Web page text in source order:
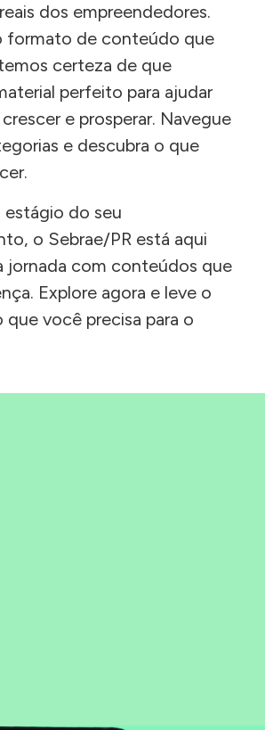
dos empreendedores.
formato de conteúdo que
certeza de que
perfeito para ajudar
e prosperar. Navegue
e descubra o que
do seu
o Sebrae/PR está aqui
jornada com conteúdos que
Explore agora e leve o
você precisa para o